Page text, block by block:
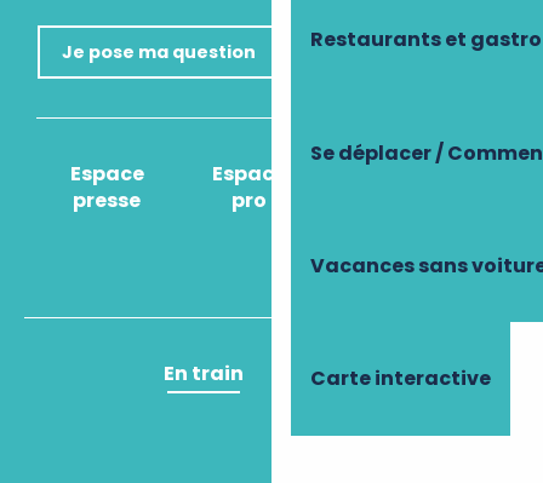
Restaurants et
Se déplacer /
Vacances sans
Carte interactive
Je pose ma question
Espace
presse
Espace
pro
Comment venir
En train En avion